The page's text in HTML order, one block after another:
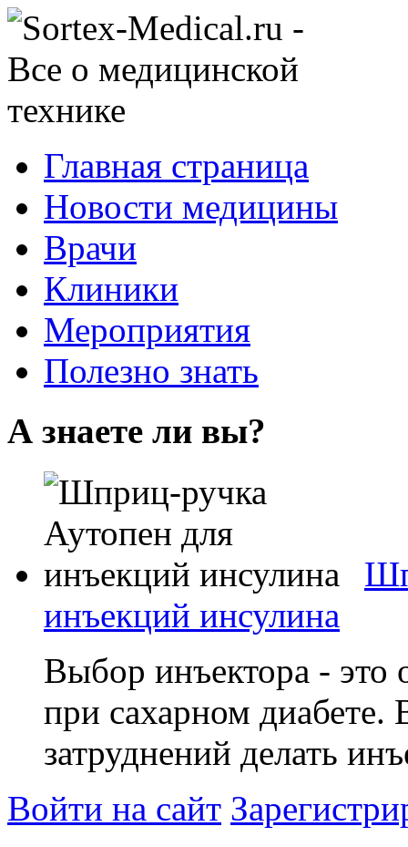
Главная страница
Новости медицины
Врачи
Клиники
Мероприятия
Полезно знать
А знаете ли вы?
инъекций инсулина
Выбор инъектора - это
при сахарном
затруднений делать
Войти на сайт